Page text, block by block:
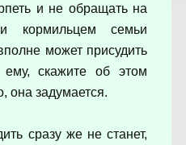
и не обращать на
кормильцем семьи
может присудить
скажите об этом
она задумается.
сразу же не станет,